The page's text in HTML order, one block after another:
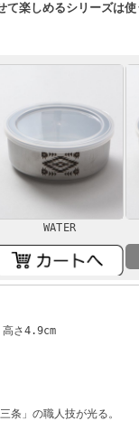
て楽しめるシリーズは使
WATER
さ4.9cm
条」の職人技が光る。